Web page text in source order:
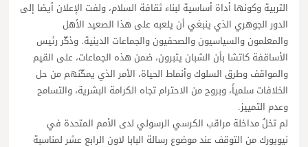
التربية وكونها أداة أساسية لبناء ثقافة السلام، ولفت الإعلان أيضا إلى
الدور الجوهري الذي ينبغي أن يلعبه على هذا الصعيد الأهل
والمعلمون والسياسيون والصحفيون والجماعات الدينية. وذكّر رئيس
الأساقفة كاتشا بأن الشبان يتبرون، ضمن هذه الجماعات، على القيم
والمواقف وطرق السلوك وأنماط الحياة، الأمر الذي يمكّنهم من حل
الخلافات سلمياً، وبروح من الاحترام تجاه الكرامة البشرية، والتسامح
وعدم التمييز.
لم تخلُ مداخلة مراقب الكرسي الرسولي لدى الأمم المتحدة في
نيويورك من التوقف عند موضوع رسالة البابا لاون الرابع عشر لمناسبة